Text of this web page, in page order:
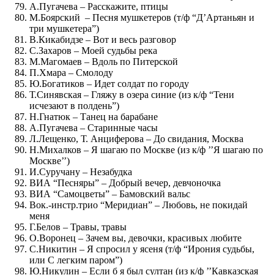
А.Пугачева – Расскажите, птицы
М.Боярский – Песня мушкетеров (т/ф “Д’Артаньян и
три мушкетера”)
В.Кикабидзе – Вот и весь разговор
С.Захаров – Моей судьбы река
М.Магомаев – Вдоль по Питерской
П.Хмара – Смолоду
Ю.Богатиков – Идет солдат по городу
Т.Синявская – Гляжу в озера синие (из к/ф “Тени
исчезают в полдень”)
Н.Гнатюк – Танец на барабане
А.Пугачева – Старинные часы
Л.Лещенко, Т. Анциферова – До свидания, Москва
Н.Михалков – Я шагаю по Москве (из к/ф ’’Я шагаю по
Москве’’)
И.Суручану – Незабудка
ВИА “Песняры” – Добрый вечер, девчоночка
ВИА “Самоцветы” – Бамовский вальс
Вок.-инстр.трио “Меридиан” – Любовь, не покидай
меня
Г.Белов – Травы, травы
О.Воронец – Зачем вы, девочки, красивых любите
С.Никитин – Я спросил у ясеня (т/ф “Ирония судьбы,
или С легким паром”)
Ю.Никулин – Если б я был султан (из к/ф ’’Кавказская